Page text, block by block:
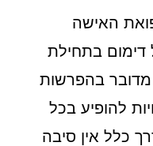
האישה
דימום בתחילת
20%. לרוב, מדובר בהפרשות
להופיע בכל
כלל אין סיבה